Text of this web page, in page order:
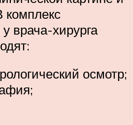
комплекс
врача-хирурга
осмотр;